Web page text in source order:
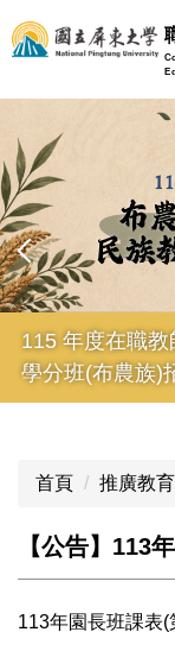
跳
到
要
容
區
115 年度在職
學分班(布農族)
首頁 推廣教
【公告】113
113年園長班課表